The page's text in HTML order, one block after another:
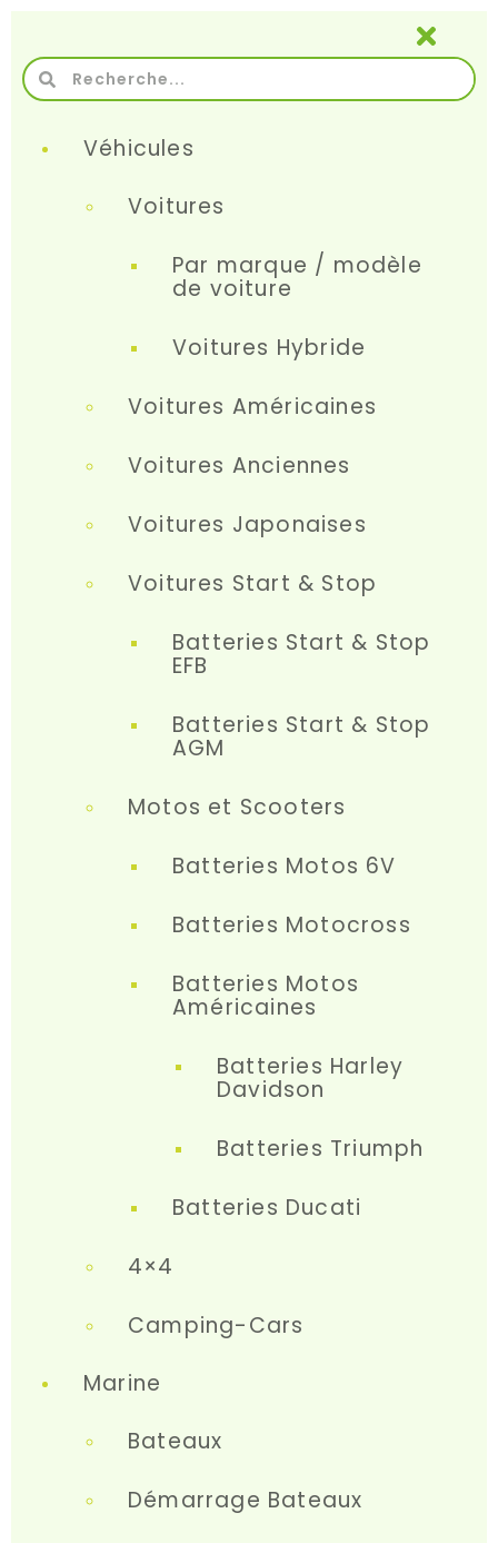
Véhicules
Voitures
Par marque / modèle
de voiture
Voitures Hybride
Voitures Américaines
Voitures Anciennes
Voitures Japonaises
Voitures Start & Stop
Batteries Start & Stop
EFB
Batteries Start & Stop
AGM
Motos et Scooters
Batteries Motos 6V
Batteries Motocross
Batteries Motos
Américaines
Batteries Harley
Davidson
Batteries Triumph
Batteries Ducati
4×4
Camping-Cars
Marine
Bateaux
Démarrage Bateaux